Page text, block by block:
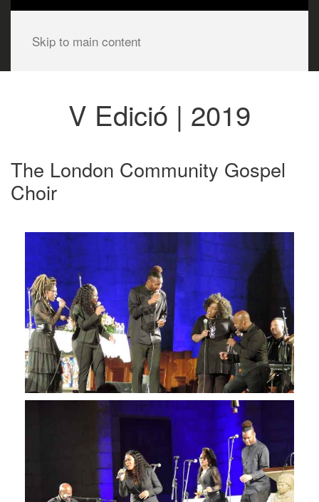
Skip to main content
V Edició | 2019
The London Community Gospel
Choir